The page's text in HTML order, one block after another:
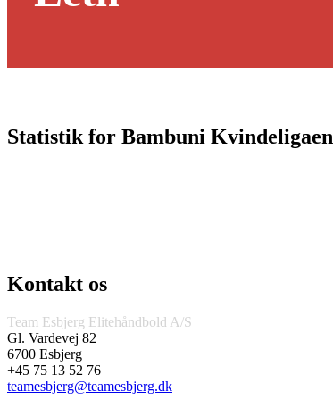
Statistik for Bambuni Kvindeligaen
Kontakt os
Team Esbjerg Elitehåndbold A/S
Gl. Vardevej 82
6700 Esbjerg
+45 75 13 52 76
teamesbjerg@teamesbjerg.dk